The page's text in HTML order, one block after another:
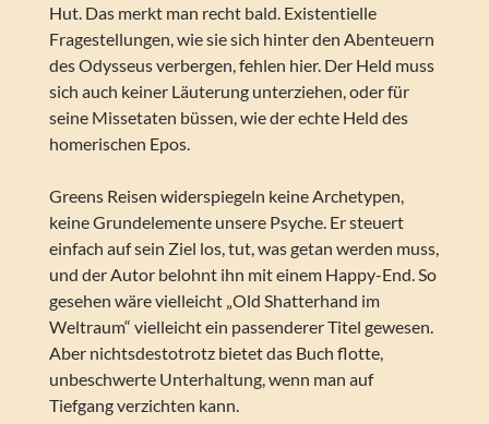
Hut. Das merkt man recht bald. Existentielle
Fragestellungen, wie sie sich hinter den Abenteuern
des Odysseus verbergen, fehlen hier. Der Held muss
sich auch keiner Läuterung unterziehen, oder für
seine Missetaten büssen, wie der echte Held des
homerischen Epos.
Greens Reisen widerspiegeln keine Archetypen,
keine Grundelemente unsere Psyche. Er steuert
einfach auf sein Ziel los, tut, was getan werden muss,
und der Autor belohnt ihn mit einem Happy-End. So
gesehen wäre vielleicht „Old Shatterhand im
Weltraum“ vielleicht ein passenderer Titel gewesen.
Aber nichtsdestotrotz bietet das Buch flotte,
unbeschwerte Unterhaltung, wenn man auf
Tiefgang verzichten kann.